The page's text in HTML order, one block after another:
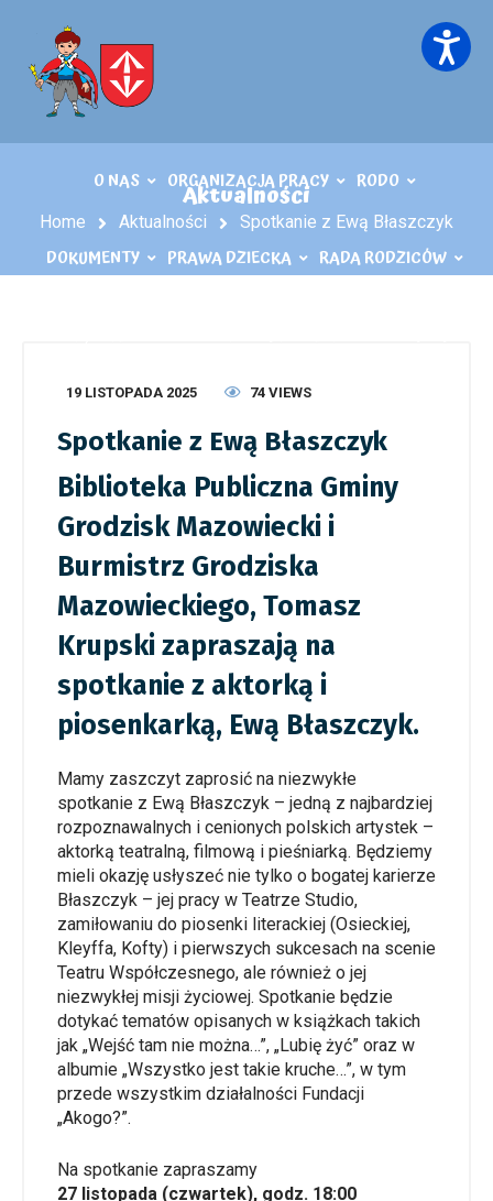
O NAS ORGANIZACJA PRACY RODO
DOKUMENTY PRAWA DZIECKA RADA RODZICÓW
Aktualności
Home Aktualności Spotkanie z Ewą Błaszczyk
19 LISTOPADA 2025 74 VIEWS
Spotkanie z Ewą Błaszczyk
Biblioteka Publiczna Gminy
Grodzisk Mazowiecki i
Burmistrz Grodziska
Mazowieckiego, Tomasz
Krupski zapraszają na
spotkanie z aktorką i
piosenkarką, Ewą Błaszczyk.
Mamy zaszczyt zaprosić na niezwykłe
spotkanie z Ewą Błaszczyk – jedną z najbardziej
rozpoznawalnych i cenionych polskich artystek –
aktorką teatralną, filmową i pieśniarką. Będziemy
mieli okazję usłyszeć nie tylko o bogatej karierze
Błaszczyk – jej pracy w Teatrze Studio,
zamiłowaniu do piosenki literackiej (Osieckiej,
Kleyffa, Kofty) i pierwszych sukcesach na scenie
Teatru Współczesnego, ale również o jej
niezwykłej misji życiowej. Spotkanie będzie
dotykać tematów opisanych w książkach takich
jak „Wejść tam nie można…”, „Lubię żyć” oraz w
albumie „Wszystko jest takie kruche…”, w tym
przede wszystkim działalności Fundacji
„Akogo?”.
Na spotkanie zapraszamy
27 listopada (czwartek), godz. 18:00